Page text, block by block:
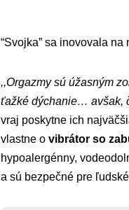
“Svojka” sa inovovala na
,,Orgazmy sú úžasným
ťažké dýchanie… avšak,
vraj poskytne ich
vlastne o vibrátor so
hypoalergénny,
a sú bezpečné pre